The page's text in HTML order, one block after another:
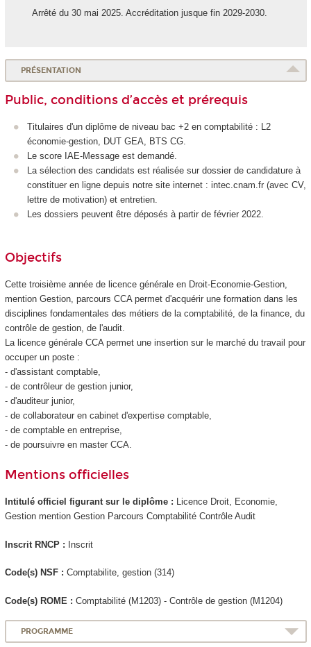
Arrêté du 30 mai 2025. Accréditation jusque fin 2029-2030.
PRÉSENTATION
Public, conditions d’accès et prérequis
Titulaires d'un diplôme de niveau bac +2 en comptabilité : L2
économie-gestion, DUT GEA, BTS CG.
Le score IAE-Message est demandé.
La sélection des candidats est réalisée sur dossier de candidature à
constituer en ligne depuis notre site internet : intec.cnam.fr (avec CV,
lettre de motivation) et entretien.
Les dossiers peuvent être déposés à partir de février 2022.
Objectifs
Cette troisième année de licence générale en Droit-Economie-Gestion,
mention Gestion, parcours CCA permet d'acquérir une formation dans les
disciplines fondamentales des métiers de la comptabilité, de la finance, du
contrôle de gestion, de l'audit.
La licence générale CCA permet une insertion sur le marché du travail pour
occuper un poste :
- d'assistant comptable,
- de contrôleur de gestion junior,
- d'auditeur junior,
- de collaborateur en cabinet d'expertise comptable,
- de comptable en entreprise,
- de poursuivre en master CCA.
Mentions officielles
Intitulé officiel figurant sur le diplôme : Licence Droit, Economie,
Gestion mention Gestion Parcours Comptabilité Contrôle Audit
Inscrit RNCP : Inscrit
Code(s) NSF : Comptabilite, gestion (314)
Code(s) ROME : Comptabilité (M1203) - Contrôle de gestion (M1204)
PROGRAMME